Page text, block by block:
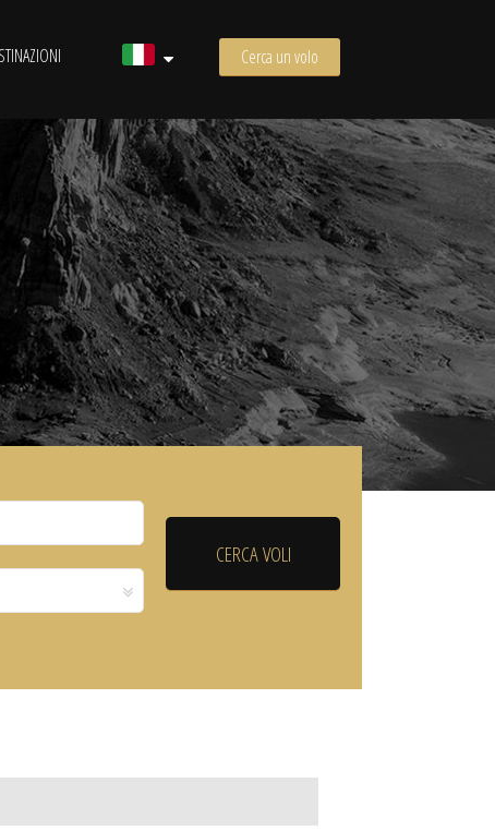
Cerca un volo